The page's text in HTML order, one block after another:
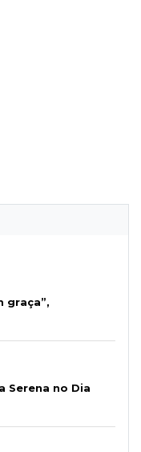
graça”,
Serena no Dia